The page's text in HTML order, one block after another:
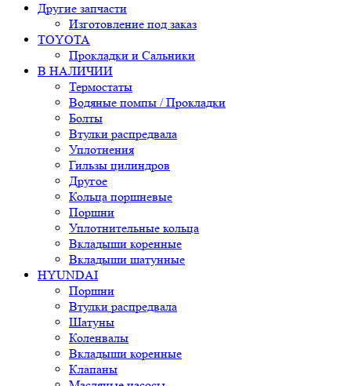
Другие запчасти
Изготовление под заказ
TOYOTA
Прокладки и Сальники
В НАЛИЧИИ
Термостаты
Водяные помпы / Прокладки
Болты
Втулки распредвала
Уплотнения
Гильзы цилиндров
Другое
Кольца поршневые
Поршни
Уплотнительные кольца
Вкладыши коренные
Вкладыши шатунные
HYUNDAI
Поршни
Втулки распредвала
Шатуны
Коленвалы
Вкладыши коренные
Клапаны